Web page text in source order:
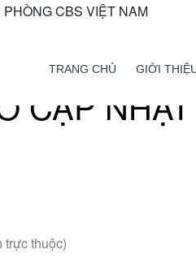
TRANG CHỦ GIỚI
CẬP
trực thuộc)